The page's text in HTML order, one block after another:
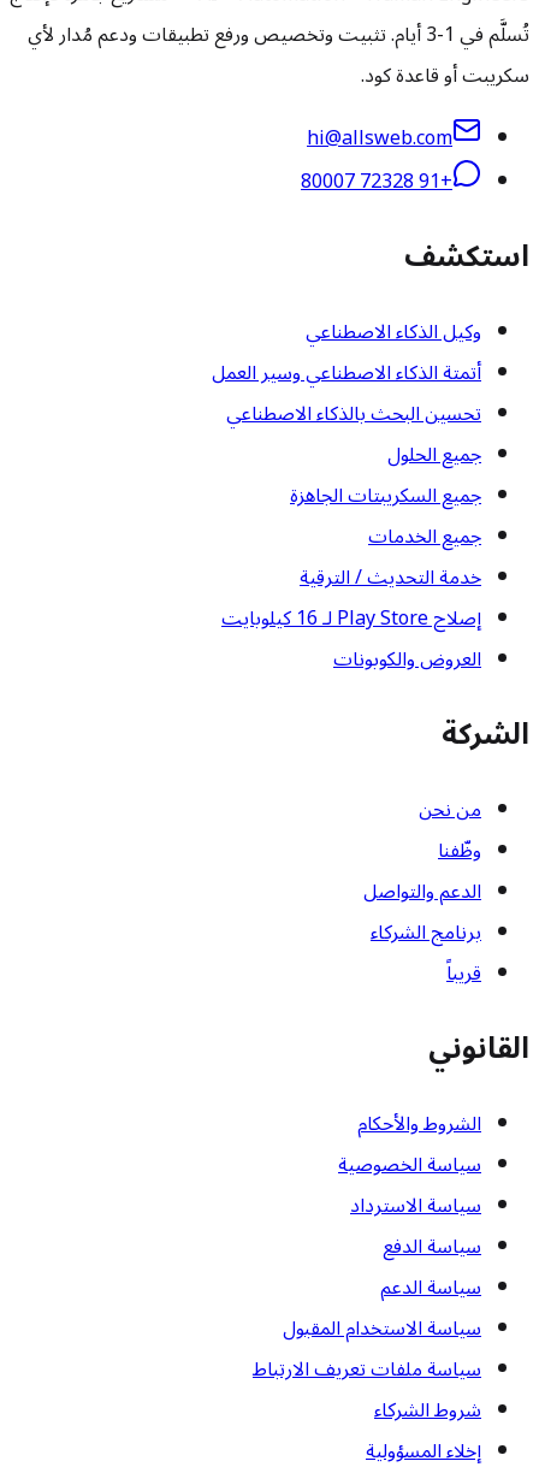
تُسلَّم في 1-3 أيام. تثبيت وتخصيص ورفع تطبيقات ودعم مُدار لأي
سكريبت أو قاعدة كود.
hi@allsweb.com
+91 72328 80007
استكشف
وكيل الذكاء الاصطناعي
أتمتة الذكاء الاصطناعي وسير العمل
تحسين البحث بالذكاء الاصطناعي
جميع الحلول
جميع السكريبتات الجاهزة
جميع الخدمات
خدمة التحديث / الترقية
إصلاح Play Store لـ 16 كيلوبايت
العروض والكوبونات
الشركة
من نحن
وظّفنا
الدعم والتواصل
برنامج الشركاء
قريباً
القانوني
الشروط والأحكام
سياسة الخصوصية
سياسة الاسترداد
سياسة الدفع
سياسة الدعم
سياسة الاستخدام المقبول
سياسة ملفات تعريف الارتباط
شروط الشركاء
إخلاء المسؤولية